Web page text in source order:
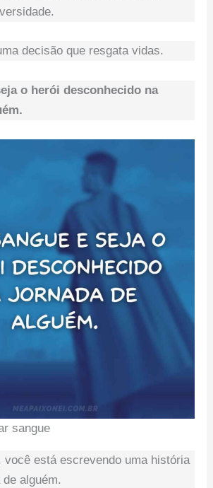
decisão que resgata vidas.
o herói desconhecido na
sangue
você está escrevendo uma história
alguém.